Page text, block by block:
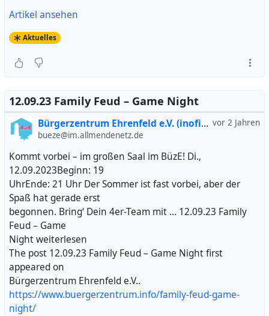
Artikel ansehen
Aktuelles
12.09.23 Family Feud – Game Night
vor 2 Jahren
Bürgerzentrum Ehrenfeld e.V. (inofiziell)
bueze@im.allmendenetz.de
Kommt vorbei – im großen Saal im BüzE! Di.,
12.09.2023Beginn: 19
UhrEnde: 21 Uhr Der Sommer ist fast vorbei, aber der
Spaß hat gerade erst
begonnen. Bring‘ Dein 4er-Team mit … 12.09.23 Family
Feud – Game
Night weiterlesen
The post 12.09.23 Family Feud – Game Night first
appeared on
Bürgerzentrum Ehrenfeld e.V..
https://www.buergerzentrum.info/family-feud-game-
night/